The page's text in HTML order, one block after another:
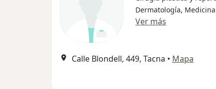
Dermatología,
Ver más
Calle Blondell, 449, Tacna • Mapa